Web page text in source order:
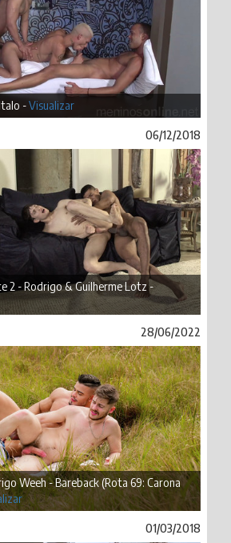
-Visualizar
06/12/2018
2 - Rodrigo & Guilherme Lotz -
28/06/2022
Weeh - Bareback (Rota 69: Carona
01/03/2018